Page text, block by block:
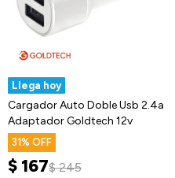
Llega hoy
Cargador Auto Doble Usb 2.4a
Adaptador Goldtech 12v
31
$ 167$ 245